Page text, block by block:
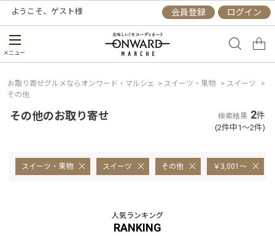
ようこそ、 ゲスト様 会員登録 ログイン
メニュー
お取り寄せグルメならオンワード・マルシェ > スイーツ・果物 > スイーツ
>
その他
その他のお取り寄せ 検索結果 2件
(2件中1～2件)
スイーツ・果物 スイーツ その他 ￥3,001～
人気ランキング
RANKING